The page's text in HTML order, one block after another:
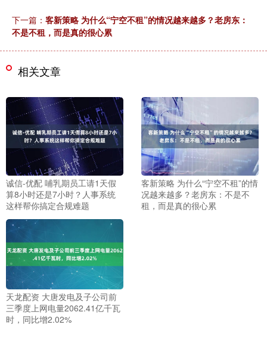
下一篇： 客新策略 为什么“宁空不租”的情况越来越多？老房东：
不是不租，而是真的很心累
相关文章
诚信-优配 哺乳期员工请1天假
算8小时还是7小时？人事系统
这样帮你搞定合规难题
客新策略 为什么“宁空不租”的情
况越来越多？老房东：不是不
租，而是真的很心累
天龙配资 大唐发电及子公司前
三季度上网电量2062.41亿千瓦
时，同比增2.02%